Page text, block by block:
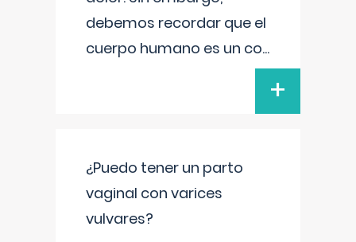
debemos recordar que el
cuerpo humano es un co...
+
¿Puedo tener un parto
vaginal con varices
vulvares?